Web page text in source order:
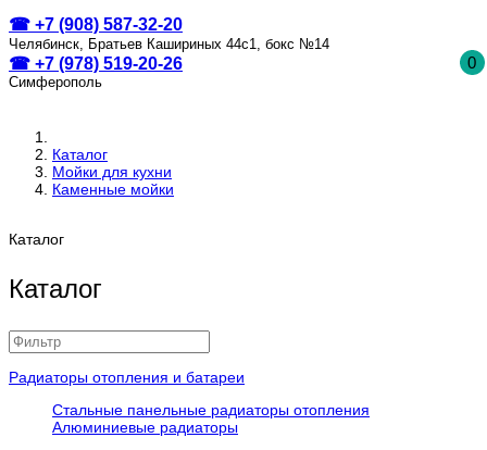
☎ +7 (908) 587-32-20
Челябинск, Братьев Кашириных 44с1, бокс №14
☎ +7 (978) 519-20-26
Симферополь
0
Каталог
Мойки для кухни
Каменные мойки
Каталог
Каталог
Радиаторы отопления и батареи
Стальные панельные радиаторы отопления
Алюминиевые радиаторы